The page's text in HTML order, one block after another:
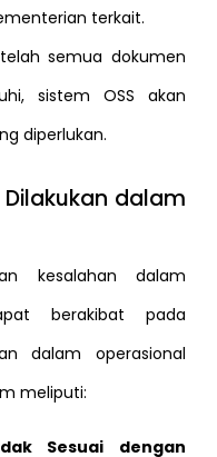
terkait.
semua dokumen
sistem OSS akan
diperlukan.
dalam
kesalahan dalam
berakibat pada
dalam operasional
meliputi:
Sesuai dengan